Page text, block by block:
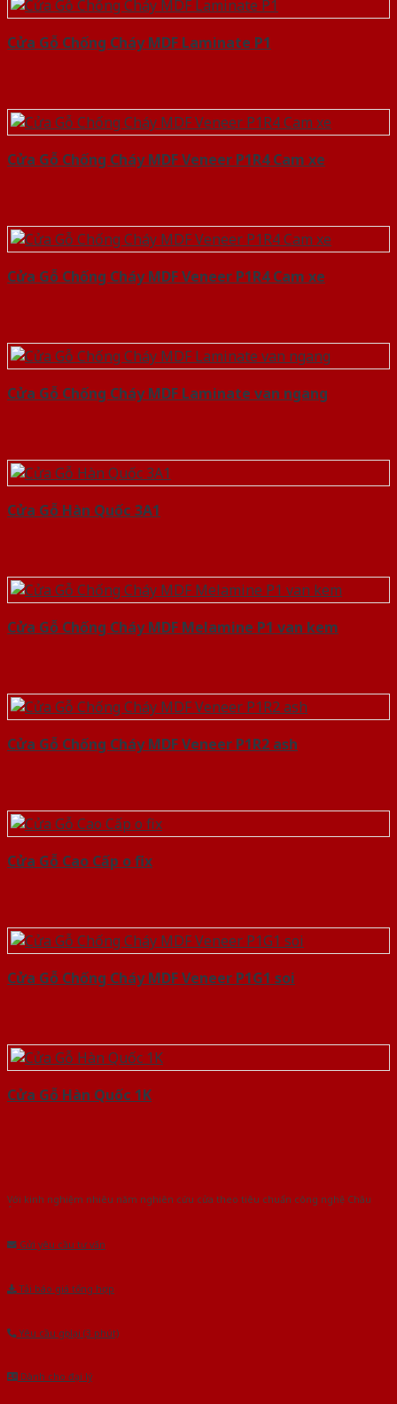
Cửa Gỗ Chống Cháy MDF Laminate P1
Cửa Gỗ Chống Cháy MDF Veneer P1R4 Cam xe
Cửa Gỗ Chống Cháy MDF Veneer P1R4 Cam xe
Cửa Gỗ Chống Cháy MDF Laminate van ngang
Cửa Gỗ Hàn Quốc 3A1
Cửa Gỗ Chống Cháy MDF Melamine P1 van kem
Cửa Gỗ Chống Cháy MDF Veneer P1R2 ash
Cửa Gỗ Cao Cấp o fix
Cửa Gỗ Chống Cháy MDF Veneer P1G1 soi
Cửa Gỗ Hàn Quốc 1K
Với kinh nghiệm nhiêu năm nghiên cứu cửa theo tiêu chuẩn công nghệ Châu
Gửi yêu cầu tư vấn
Tải báo giá tổng hợp
Yêu cầu gọi lại (3 phút)
Dành cho đại lý